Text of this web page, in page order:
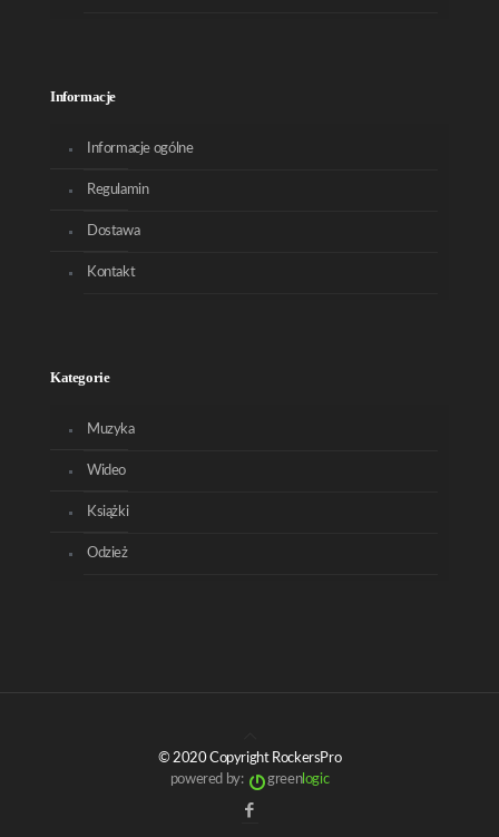
Informacje
Informacje ogólne
Regulamin
Dostawa
Kontakt
Kategorie
Muzyka
Wideo
Książki
Odzież
© 2020 Copyright RockersPro
powered by:
greenlogic